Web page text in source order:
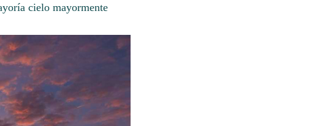
cielo mayormente